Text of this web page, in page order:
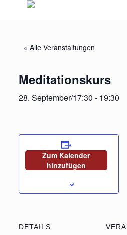
« Alle Veranstaltungen
Meditationskurs
28. September/17:30 - 19:30
Zum Kalender
hinzufügen
DETAILS